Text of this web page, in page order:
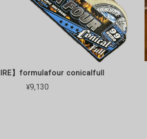
】formulafour conicalfull
¥9,130